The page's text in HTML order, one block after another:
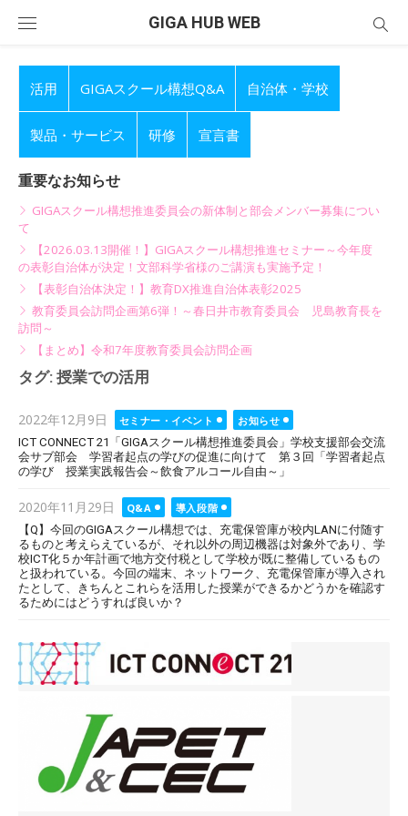
GIGA HUB WEB
活用 GIGAスクール構想Q&A 自治体・学校
製品・サービス 研修 宣言書
重要なお知らせ
GIGAスクール構想推進委員会の新体制と部会メンバー募集につい
て
【2026.03.13開催！】GIGAスクール構想推進セミナー～今年度
の表彰自治体が決定！文部科学省様のご講演も実施予定！
【表彰自治体決定！】教育DX推進自治体表彰2025
教育委員会訪問企画第6弾！～春日井市教育委員会 児島教育長を
訪問～
【まとめ】令和7年度教育委員会訪問企画
タグ: 授業での活用
Posted
on
2022年12月9日 セミナー・イベント
お知らせ
ICT CONNECT 21「GIGAスクール構想推進委員会」学校支援部会交流
会サブ部会 学習者起点の学びの促進に向けて 第３回「学習者起点
の学び 授業実践報告会～飲食アルコール自由～」
Posted
on
2020年11月29日 Q&A
導入段階
【Q】今回のGIGAスクール構想では、充電保管庫が校内LANに付随す
るものと考えらえているが、それ以外の周辺機器は対象外であり、学
校ICT化５か年計画で地方交付税として学校が既に整備しているもの
と扱われている。今回の端末、ネットワーク、充電保管庫が導入され
たとして、きちんとこれらを活用した授業ができるかどうかを確認す
るためにはどうすれば良いか？